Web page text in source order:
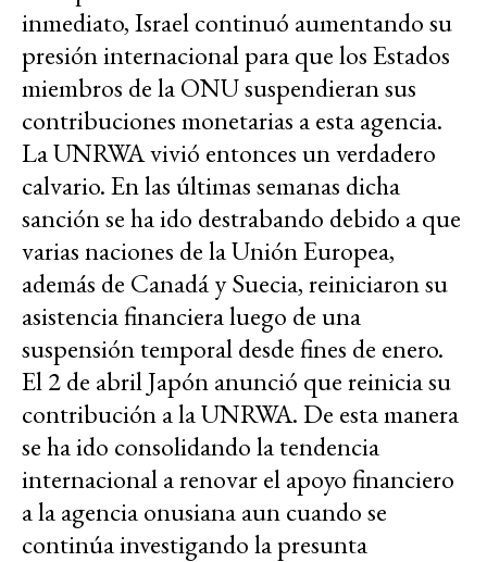
inmediato, Israel continuó aumentando su
presión internacional para que los Estados
miembros de la ONU suspendieran sus
contribuciones monetarias a esta agencia.
La UNRWA vivió entonces un verdadero
calvario. En las últimas semanas dicha
sanción se ha ido destrabando debido a que
varias naciones de la Unión Europea,
además de Canadá y Suecia, reiniciaron su
asistencia financiera luego de una
suspensión temporal desde fines de enero.
El 2 de abril Japón anunció que reinicia su
contribución a la UNRWA. De esta manera
se ha ido consolidando la tendencia
internacional a renovar el apoyo financiero
a la agencia onusiana aun cuando se
continúa investigando la presunta